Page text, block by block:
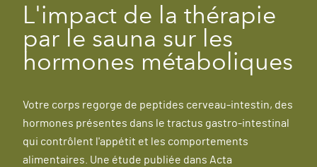
L'impact de la thérapie
par le sauna sur les
hormones métaboliques
Votre corps regorge de peptides cerveau-intestin, des
hormones présentes dans le tractus gastro-intestinal
qui contrôlent l'appétit et les comportements
alimentaires. Une étude publiée dans Acta